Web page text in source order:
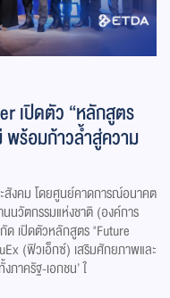
เปิดตัว “หลักสูตร
พร้อมก้าวล้ำสู่ความ
สังคม โดยศูนย์คาดการณ์อนาคต
นวัตกรรมแห่งชาติ (องค์การ
ด เปิดตัวหลักสูตร "Future
(ฟิวเอ็กซ์) เสริมศักยภาพและ
าครัฐ-เอกชน’ ใ